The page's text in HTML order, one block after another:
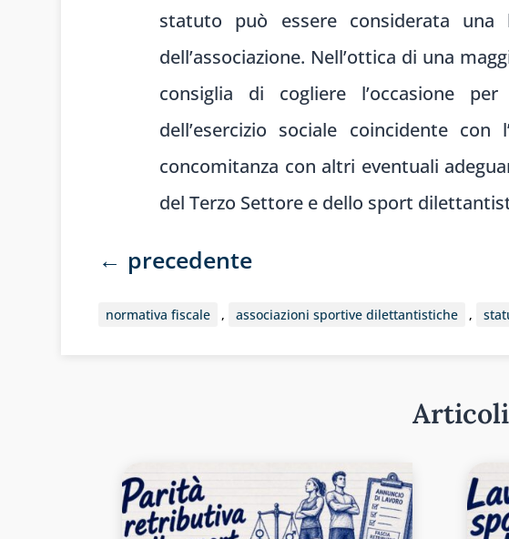
statuto può essere considerata una
dell’associazione. Nell’ottica di una
consiglia di cogliere l’occasione
dell’esercizio sociale coincidente
concomitanza con altri eventuali
del Terzo Settore e dello sport
← precedente
normativa fiscale , associazioni sportive dilettantistiche ,